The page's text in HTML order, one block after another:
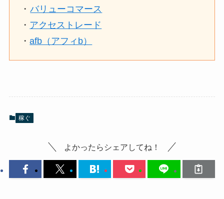
・ バリューコマース
・ アクセストレード
・afb（アフィb）
稼ぐ
よかったらシェアしてね！